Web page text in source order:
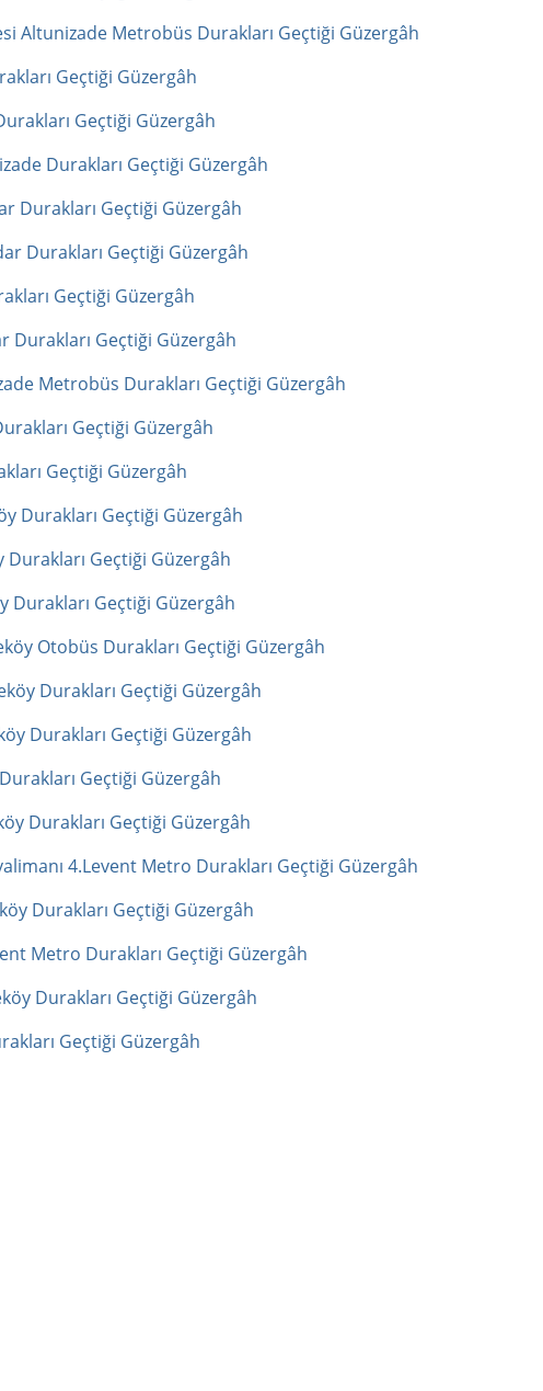
Altunizade Metrobüs Durakları Geçtiği Güzergâh
Geçtiği Güzergâh
Geçtiği Güzergâh
Durakları Geçtiği Güzergâh
Durakları Geçtiği Güzergâh
Durakları Geçtiği Güzergâh
Geçtiği Güzergâh
Durakları Geçtiği Güzergâh
Metrobüs Durakları Geçtiği Güzergâh
Geçtiği Güzergâh
Geçtiği Güzergâh
Durakları Geçtiği Güzergâh
Durakları Geçtiği Güzergâh
Durakları Geçtiği Güzergâh
Otobüs Durakları Geçtiği Güzergâh
Durakları Geçtiği Güzergâh
Durakları Geçtiği Güzergâh
Geçtiği Güzergâh
Durakları Geçtiği Güzergâh
4.Levent Metro Durakları Geçtiği Güzergâh
Durakları Geçtiği Güzergâh
Metro Durakları Geçtiği Güzergâh
Durakları Geçtiği Güzergâh
Geçtiği Güzergâh